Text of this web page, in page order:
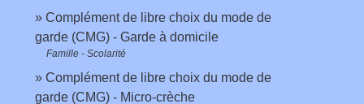
Complément de libre choix du mode de
garde (CMG) - Garde à domicile
Famille - Scolarité
Complément de libre choix du mode de
garde (CMG) - Micro-crèche